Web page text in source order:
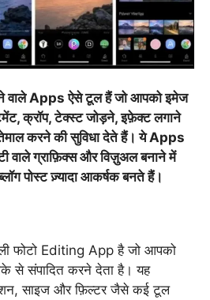
वाले Apps ऐसे टूल हैं जो आपको इमेज
क्रॉप, टेक्स्ट जोड़ने, इफ़ेक्ट लगाने
करने की सुविधा देते हैं। ये Apps
वाले ग्राफ़िक्स और विज़ुअल बनाने में
पोस्ट ज़्यादा आकर्षक बनते हैं।
फोटो Editing App है जो आपको
से संपादित करने देता है। यह
साइज और फ़िल्टर जैसे कई टूल